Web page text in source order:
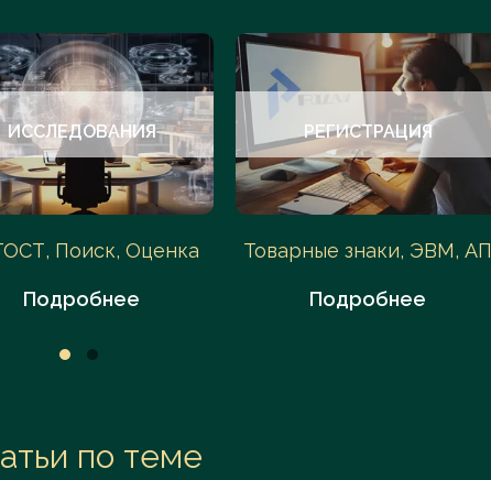
ИССЛЕДОВАНИЯ
Поиск, Оценка
Подробнее
РЕГИСТРАЦИЯ
Товарные знаки, ЭВМ, АП
Подробнее
по теме